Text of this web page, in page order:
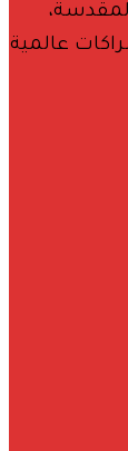
عالمية